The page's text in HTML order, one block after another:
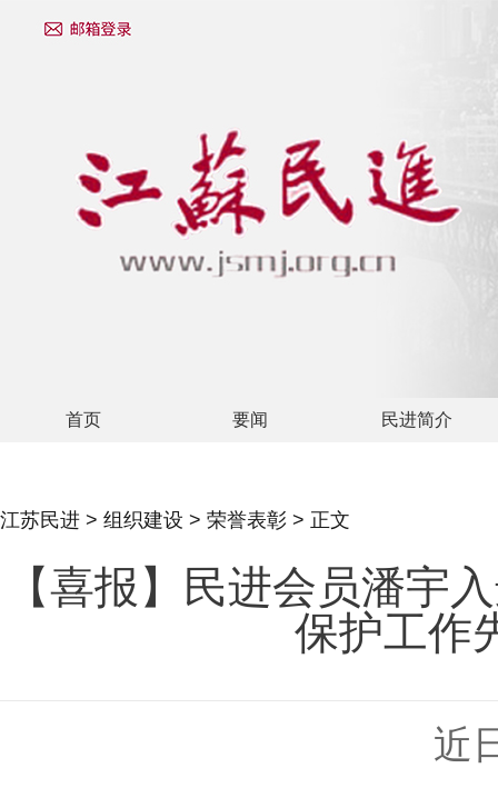
首页 要闻 民进简介
江苏民进 > 组织建设 > 荣誉表彰 > 正文
【喜报】民进会员潘宇
保护工作
近